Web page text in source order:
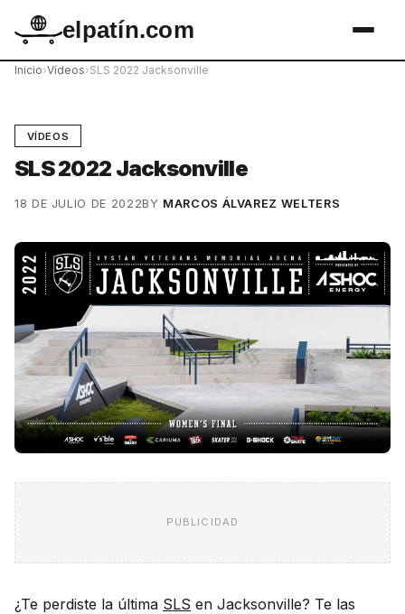
elpatín.com
Inicio›Vídeos›SLS 2022 Jacksonville
VÍDEOS
SLS 2022 Jacksonville
18 DE JULIO DE 2022BY MARCOS ÁLVAREZ WELTERS
PUBLICIDAD
¿Te perdiste la última SLS en Jacksonville? Te las